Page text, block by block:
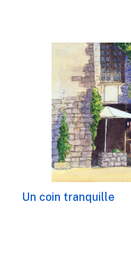
Un coin tranquille